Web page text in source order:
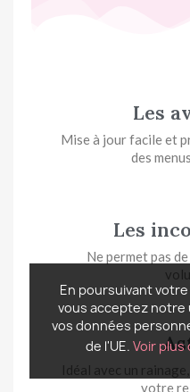
Les
Mise à jour facile et
des
Les
Ne permet pas
Idéal avec un
votre
En poursuivant
vous acceptez notre
vos données
de l'UE. Voir plus